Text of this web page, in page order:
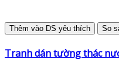
Thêm vào DS yêu thích So
Tranh dán tường thác